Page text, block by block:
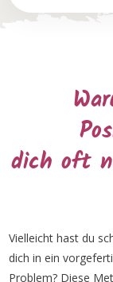
dich oft
Vielleicht hast du
dich in ein
Problem? Diese